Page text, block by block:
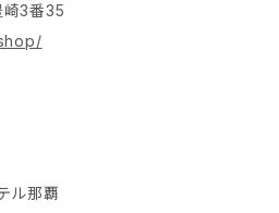
崎3番35
ル那覇